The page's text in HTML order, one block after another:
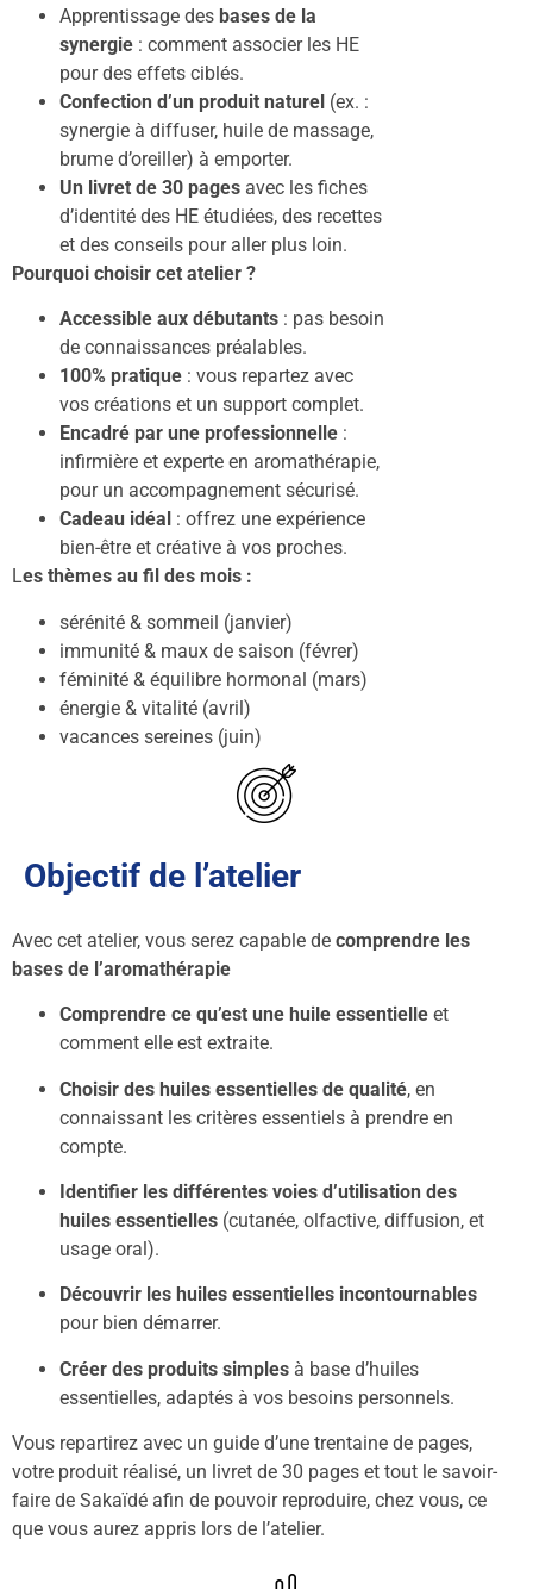
Apprentissage des bases de la
synergie : comment associer les HE
pour des effets ciblés.
Confection d’un produit naturel (ex. :
synergie à diffuser, huile de massage,
brume d’oreiller) à emporter.
Un livret de 30 pages avec les fiches
d’identité des HE étudiées, des recettes
et des conseils pour aller plus loin.
Pourquoi choisir cet atelier ?
Accessible aux débutants : pas besoin
de connaissances préalables.
100% pratique : vous repartez avec
vos créations et un support complet.
Encadré par une professionnelle :
infirmière et experte en aromathérapie,
pour un accompagnement sécurisé.
Cadeau idéal : offrez une expérience
bien-être et créative à vos proches.
Les thèmes au fil des mois :
sérénité & sommeil (janvier)
immunité & maux de saison (févrer)
féminité & équilibre hormonal (mars)
énergie & vitalité (avril)
vacances sereines (juin)
Objectif de l’atelier
Avec cet atelier, vous serez capable de comprendre les
bases de l’aromathérapie
Comprendre ce qu’est une huile essentielle et
comment elle est extraite.
Choisir des huiles essentielles de qualité, en
connaissant les critères essentiels à prendre en
compte.
Identifier les différentes voies d’utilisation des
huiles essentielles (cutanée, olfactive, diffusion, et
usage oral).
Découvrir les huiles essentielles incontournables
pour bien démarrer.
Créer des produits simples à base d’huiles
essentielles, adaptés à vos besoins personnels.
Vous repartirez avec un guide d’une trentaine de pages,
votre produit réalisé, un livret de 30 pages et tout le savoir-
faire de Sakaïdé afin de pouvoir reproduire, chez vous, ce
que vous aurez appris lors de l’atelier.